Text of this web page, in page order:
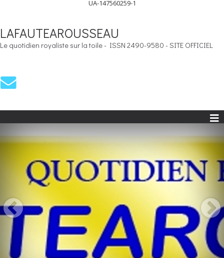
UA-147560259-1
LAFAUTEAROUSSEAU
Le quotidien royaliste sur la toile - ISSN 2490-9580 - SITE OFFICIEL